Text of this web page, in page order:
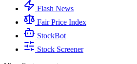
Flash News
Fair Price Index
StockBot
Stock Screener